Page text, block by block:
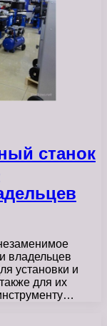
станок
владельцев
установки и
для их